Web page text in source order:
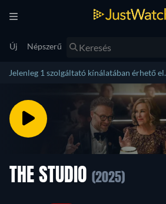
Új Népszerű
Jelenleg 1 szolgáltató kínálatában érhető el.
THE STUDIO (2025)